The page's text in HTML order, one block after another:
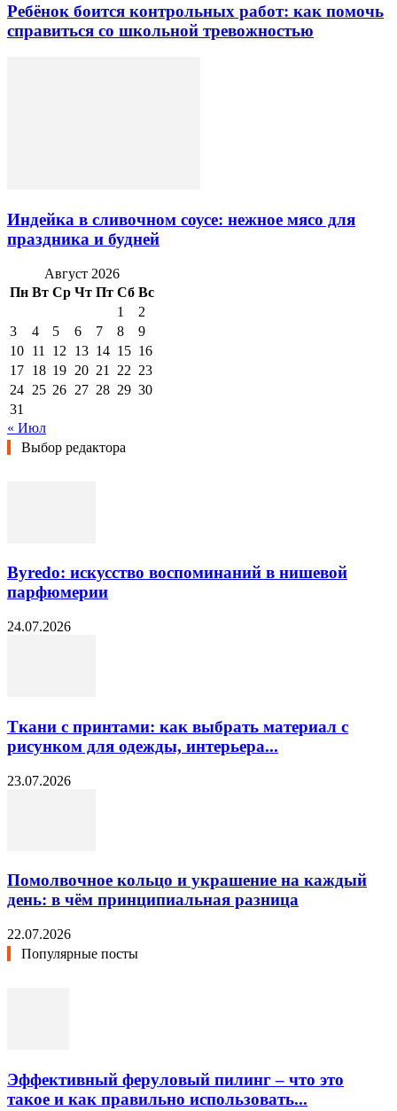
Ребёнок боится контрольных работ: как помочь
справиться со школьной тревожностью
Индейка в сливочном соусе: нежное мясо для
праздника и будней
Август 2026
Пн Вт Ср Чт Пт Сб Вс
1
2
3
4 5 6 7 8
9
10 11 12 13 14 15 16
17 18 19 20 21 22 23
24 25 26 27 28 29 30
31
« Июл
Выбор редактора
Byredo: искусство воспоминаний в нишевой
парфюмерии
24.07.2026
Ткани с принтами: как выбрать материал с
рисунком для одежды, интерьера...
23.07.2026
Помолвочное кольцо и украшение на каждый
день: в чём принципиальная разница
22.07.2026
Популярные посты
Эффективный феруловый пилинг – что это
такое и как правильно использовать...